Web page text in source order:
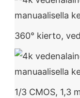
360° kierto,
1/3 CMOS, 1,3